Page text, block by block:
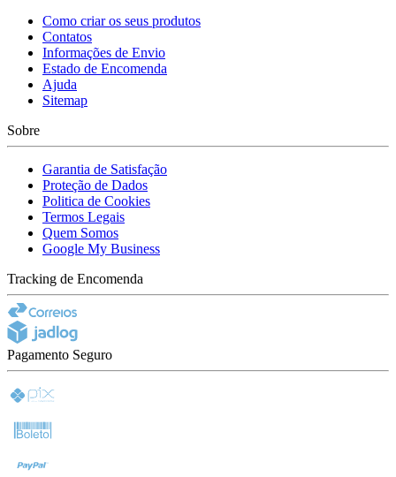
Como criar os seus produtos
Contatos
Informações de Envio
Estado de Encomenda
Ajuda
Sitemap
Sobre
Garantia de Satisfação
Proteção de Dados
Politica de Cookies
Termos Legais
Quem Somos
Google My Business
Tracking de Encomenda
Pagamento Seguro